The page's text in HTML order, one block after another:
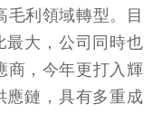
利領域轉型。目
最大，公司同時也
商，今年更打入輝
應鏈，具有多重成